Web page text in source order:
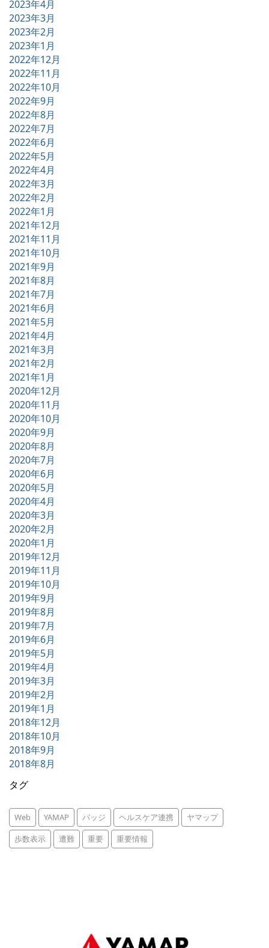
2023年4月
2023年3月
2023年2月
2023年1月
2022年12月
2022年11月
2022年10月
2022年9月
2022年8月
2022年7月
2022年6月
2022年5月
2022年4月
2022年3月
2022年2月
2022年1月
2021年12月
2021年11月
2021年10月
2021年9月
2021年8月
2021年7月
2021年6月
2021年5月
2021年4月
2021年3月
2021年2月
2021年1月
2020年12月
2020年11月
2020年10月
2020年9月
2020年8月
2020年7月
2020年6月
2020年5月
2020年4月
2020年3月
2020年2月
2020年1月
2019年12月
2019年11月
2019年10月
2019年9月
2019年8月
2019年7月
2019年6月
2019年5月
2019年4月
2019年3月
2019年2月
2019年1月
2018年12月
2018年10月
2018年9月
2018年8月
タグ
Web YAMAP バッジ ヘルスケア連携
ヤマップ
歩数表示
遭難 重要 重要情報